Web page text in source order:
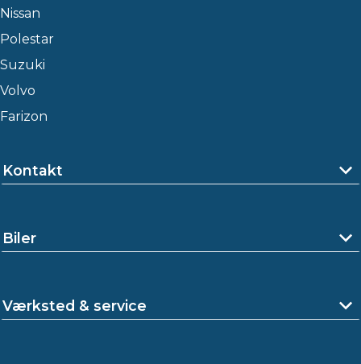
Nissan
Polestar
Suzuki
Volvo
Farizon
Kontakt
Biler
Værksted & service